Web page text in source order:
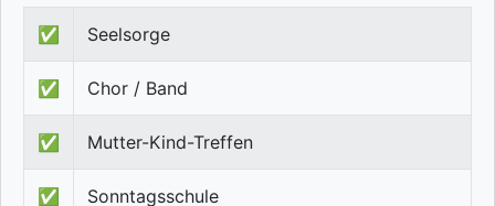
✅ Seelsorge
✅ Chor / Band
✅ Mutter-Kind-Treffen
✅ Sonntagsschule